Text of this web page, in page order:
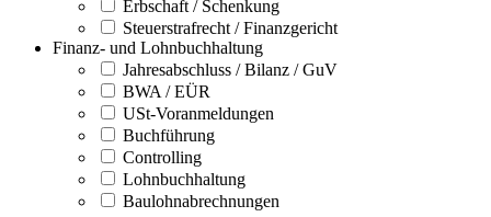
Erbschaft / Schenkung
Steuerstrafrecht / Finanzgericht
Finanz- und Lohnbuchhaltung
Jahresabschluss / Bilanz / GuV
BWA / EÜR
USt-Voranmeldungen
Buchführung
Controlling
Lohnbuchhaltung
Baulohnabrechnungen